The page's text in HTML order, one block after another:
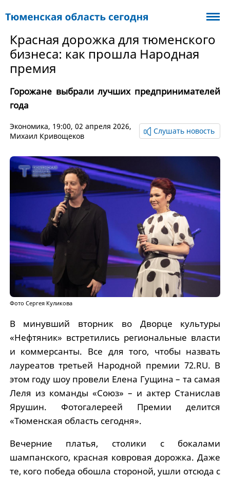
Красная дорожка для тюменского
бизнеса: как прошла Народная
премия
Горожане выбрали лучших предпринимателей
года
Экономика, 19:00, 02 апреля 2026,
Михаил Кривощеков
Слушать новость
Фото Сергея Куликова
В минувший вторник во Дворце культуры
«Нефтяник» встретились региональные власти
и коммерсанты. Все для того, чтобы назвать
лауреатов третьей Народной премии 72.RU. В
этом году шоу провели Елена Гущина – та самая
Леля из команды «Союз» – и актер Станислав
Ярушин. Фотогалереей Премии делится
«Тюменская область сегодня».
Вечерние платья, столики с бокалами
шампанского, красная ковровая дорожка. Даже
те, кого победа обошла стороной, ушли отсюда с